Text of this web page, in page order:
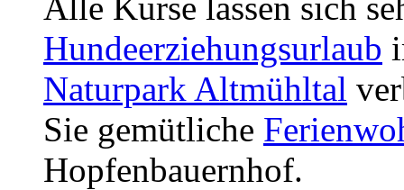
Hundeerziehungsurlaub
Naturpark Altmühltal
Sie gemütliche
Hopfenbauernhof.